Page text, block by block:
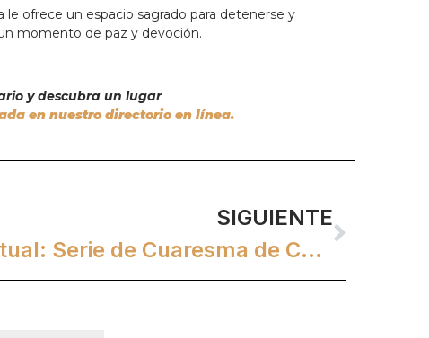
ofrece un espacio sagrado para detenerse y
momento de paz y devoción.
y descubra un lugar
en nuestro directorio en línea.
SIGUIENTE
Un camino espiritual: Serie de Cuaresma de CarmelPrays.com